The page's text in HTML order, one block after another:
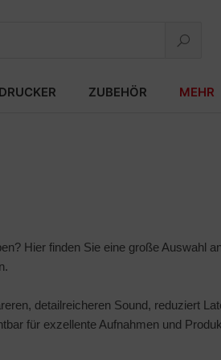
ZUBEHÖR MEHR
Hier finden Sie eine große Auswahl
detailreicheren Sound, reduziert
für exzellente Aufnahmen und